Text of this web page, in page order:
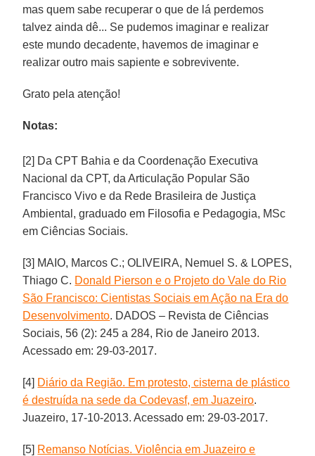
mas quem sabe recuperar o que de lá perdemos
talvez ainda dê... Se pudemos imaginar e realizar
este mundo decadente, havemos de imaginar e
realizar outro mais sapiente e sobrevivente.
Grato pela atenção!
Notas:
[2] Da CPT Bahia e da Coordenação Executiva
Nacional da CPT, da Articulação Popular São
Francisco Vivo e da Rede Brasileira de Justiça
Ambiental, graduado em Filosofia e Pedagogia, MSc
em Ciências Sociais.
[3] MAIO, Marcos C.; OLIVEIRA, Nemuel S. & LOPES,
Thiago C. Donald Pierson e o Projeto do Vale do Rio
São Francisco: Cientistas Sociais em Ação na Era do
Desenvolvimento. DADOS – Revista de Ciências
Sociais, 56 (2): 245 a 284, Rio de Janeiro 2013.
Acessado em: 29-03-2017.
[4] Diário da Região. Em protesto, cisterna de plástico
é destruída na sede da Codevasf, em Juazeiro.
Juazeiro, 17-10-2013. Acessado em: 29-03-2017.
[5] Remanso Notícias. Violência em Juazeiro e